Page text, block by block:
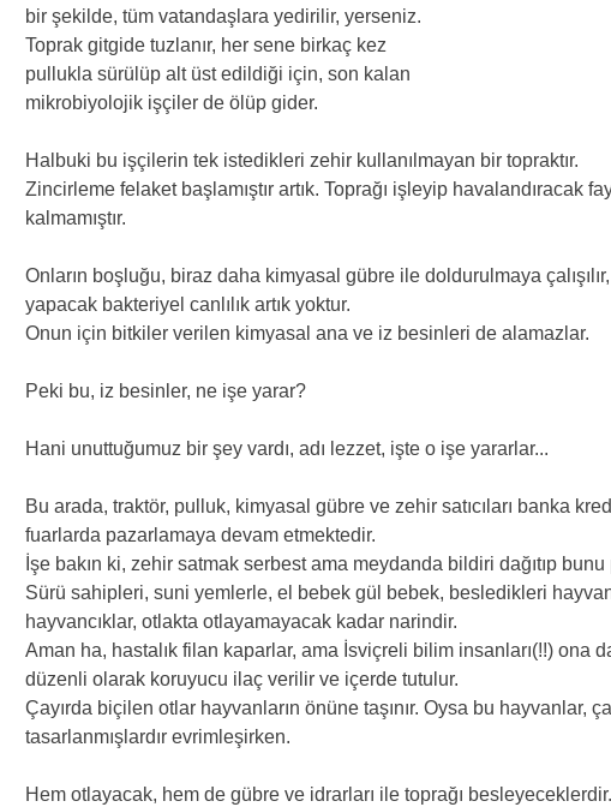
bir şekilde, tüm vatandaşlara yedirilir, yerseniz.
Toprak gitgide tuzlanır, her sene birkaç kez
pullukla sürülüp alt üst edildiği için, son kalan
mikrobiyolojik işçiler de ölüp gider.
Halbuki bu işçilerin tek istedikleri zehir kullanılmayan bir topraktır.
Zincirleme felaket başlamıştır artık. Toprağı işleyip havalandıracak
kalmamıştır.
Onların boşluğu, biraz daha kimyasal gübre ile doldurulmaya
yapacak bakteriyel canlılık artık yoktur.
Onun için bitkiler verilen kimyasal ana ve iz besinleri de alamazlar.
Peki bu, iz besinler, ne işe yarar?
Hani unuttuğumuz bir şey vardı, adı lezzet, işte o işe yararlar...
Bu arada, traktör, pulluk, kimyasal gübre ve zehir satıcıları banka
fuarlarda pazarlamaya devam etmektedir.
İşe bakın ki, zehir satmak serbest ama meydanda bildiri dağıtıp
Sürü sahipleri, suni yemlerle, el bebek gül bebek, besledikleri
hayvancıklar, otlakta otlayamayacak kadar narindir.
Aman ha, hastalık filan kaparlar, ama İsviçreli bilim insanları(!!) ona
düzenli olarak koruyucu ilaç verilir ve içerde tutulur.
Çayırda biçilen otlar hayvanların önüne taşınır. Oysa bu hayvanlar,
tasarlanmışlardır evrimleşirken.
Hem otlayacak, hem de gübre ve idrarları ile toprağı